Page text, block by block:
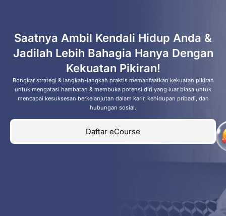
Saatnya Ambil Kendali Hidup Anda &
Jadilah Lebih Bahagia Hanya Dengan
Kekuatan Pikiran!
Bongkar strategi & langkah-langkah praktis memanfaatkan kekuatan pikiran
untuk mengatasi hambatan & membuka potensi diri yang luar biasa untuk
mencapai kesuksesan berkelanjutan dalam karir, kehidupan pribadi, dan
hubungan sosial.
Daftar eCourse